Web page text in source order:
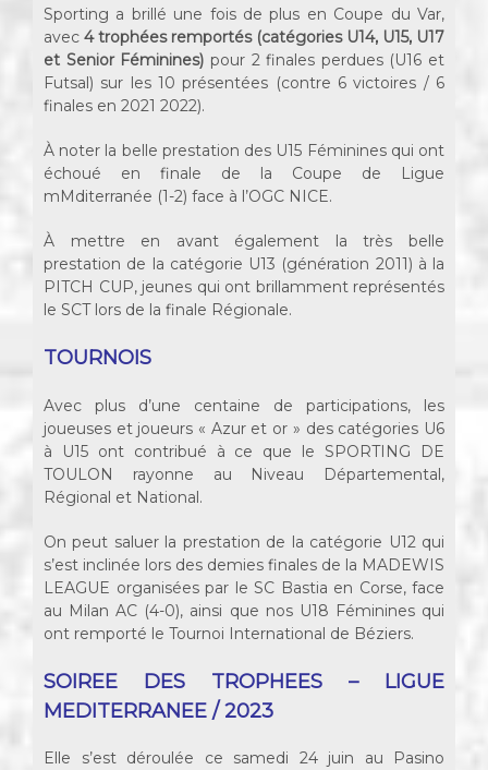
Sporting a brillé une fois de plus en Coupe du Var,
avec 4 trophées remportés (catégories U14, U15, U17
et Senior Féminines) pour 2 finales perdues (U16 et
Futsal) sur les 10 présentées (contre 6 victoires / 6
finales en 2021 2022).
À noter la belle prestation des U15 Féminines qui ont
échoué en finale de la Coupe de Ligue
mMditerranée (1-2) face à l’OGC NICE.
À mettre en avant également la très belle
prestation de la catégorie U13 (génération 2011) à la
PITCH CUP, jeunes qui ont brillamment représentés
le SCT lors de la finale Régionale.
TOURNOIS
Avec plus d’une centaine de participations, les
joueuses et joueurs « Azur et or » des catégories U6
à U15 ont contribué à ce que le SPORTING DE
TOULON rayonne au Niveau Départemental,
Régional et National.
On peut saluer la prestation de la catégorie U12 qui
s’est inclinée lors des demies finales de la MADEWIS
LEAGUE organisées par le SC Bastia en Corse, face
au Milan AC (4-0), ainsi que nos U18 Féminines qui
ont remporté le Tournoi International de Béziers.
SOIREE DES TROPHEES – LIGUE
MEDITERRANEE / 2023
Elle s’est déroulée ce samedi 24 juin au Pasino